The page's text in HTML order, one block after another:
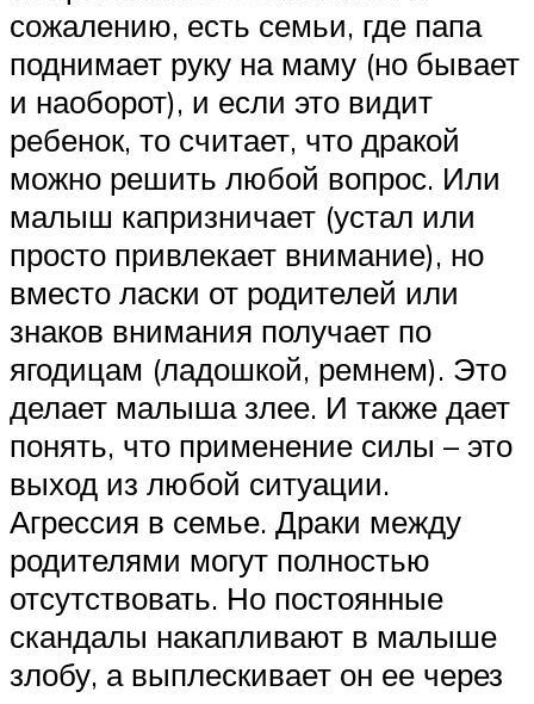
сожалению, есть семьи, где папа
поднимает руку на маму (но бывает
и наоборот), и если это видит
ребенок, то считает, что дракой
можно решить любой вопрос. Или
малыш капризничает (устал или
просто привлекает внимание), но
вместо ласки от родителей или
знаков внимания получает по
ягодицам (ладошкой, ремнем). Это
делает малыша злее. И также дает
понять, что применение силы – это
выход из любой ситуации.
Агрессия в семье. Драки между
родителями могут полностью
отсутствовать. Но постоянные
скандалы накапливают в малыше
злобу, а выплескивает он ее через